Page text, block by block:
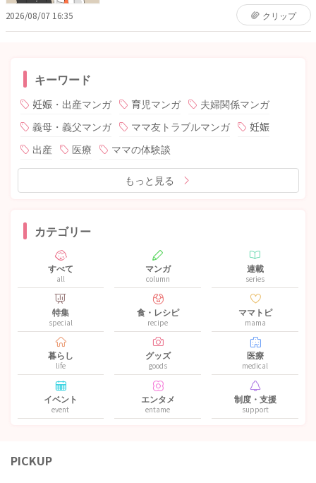
2026/08/07 16:35 クリップ
キーワード
妊娠・出産マンガ 育児マンガ
夫婦関係マンガ
義母・義父マンガ
ママ友トラブルマンガ
妊娠
出産
医療 ママの体験談
もっと見る
カテゴリー
すべて
all
マンガ
column
連載
series
特集
special
食・レシピ
recipe
ママトピ
mama
暮らし
life
グッズ
goods
医療
medical
イベント
event
エンタメ
entame
制度・支援
support
PICKUP